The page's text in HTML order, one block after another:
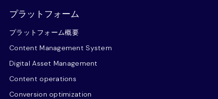
プラットフォーム
プラットフォーム概要
Content Management System
Digital Asset Management
Content operations
Conversion optimization